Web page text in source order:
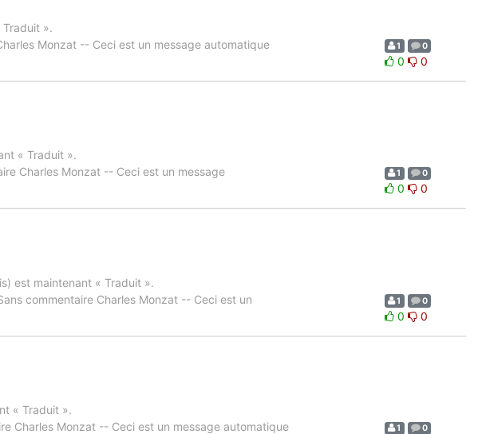
».
Monzat -- Ceci est un message automatique
1 0
0 0
« Traduit ».
Charles Monzat -- Ceci est un message
1 0
0 0
est maintenant « Traduit ».
commentaire Charles Monzat -- Ceci est un
1 0
0 0
« Traduit ».
Charles Monzat -- Ceci est un message automatique
1 0